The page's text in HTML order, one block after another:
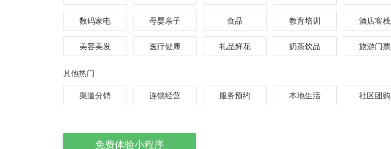
数码家电 母婴亲子 食品 教育培训 酒店客栈
美容美发 医疗健康 礼品鲜花 奶茶饮品 旅游门票
其他热门
渠道分销 连锁经营 服务预约 本地生活 社区团购
免费体验小程序